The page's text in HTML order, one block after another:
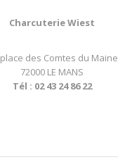
Charcuterie Wiest
place des Comtes du Maine
72000 LE MANS
Tél : 02 43 24 86 22